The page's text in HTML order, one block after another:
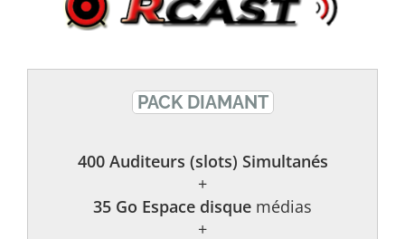
PACK DIAMANT
400 Auditeurs (slots) Simultanés
+
35 Go Espace disque médias
+